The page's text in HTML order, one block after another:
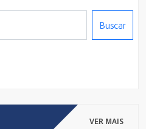
Buscar
VER MAIS